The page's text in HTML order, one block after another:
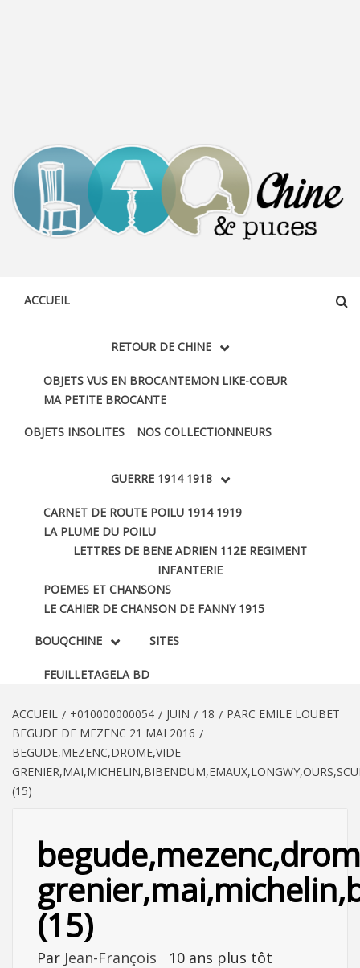
ACCUEIL
RETOUR DE CHINE
OBJETS VUS EN BROCANTEMON LIKE-COEUR
MA PETITE BROCANTE
OBJETS INSOLITES NOS COLLECTIONNEURS
GUERRE 1914 1918
CARNET DE ROUTE POILU 1914 1919
LA PLUME DU POILU
LETTRES DE BENE ADRIEN 112E REGIMENT
INFANTERIE
POEMES ET CHANSONS
LE CAHIER DE CHANSON DE FANNY 1915
BOUQCHINE
FEUILLETAGELA BD
SITES
ACCUEIL +010000000054 JUIN 18
PARC EMILE LOUBET
BEGUDE DE MEZENC 21 MAI 2016
BEGUDE,MEZENC,DROME,VIDE-
(15)
(15)
Par Jean-François 10 ans plus tôt